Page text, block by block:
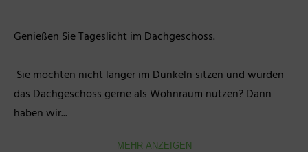
Genießen Sie Tageslicht im Dachgeschoss.
das Dachgeschoss gerne als Wohnraum nutzen? Dann
haben wir...
MEHR ANZEIGEN